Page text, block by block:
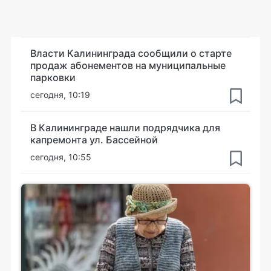
Власти Калининграда сообщили о старте
продаж абонементов на муниципальные
парковки
сегодня, 10:19
В Калининграде нашли подрядчика для
капремонта ул. Бассейной
сегодня, 10:55